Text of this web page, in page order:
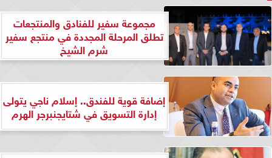
مجموعة سفير للفنادق والمنتجعات
تطلق المرحلة المجددة في منتجع سفير
شرم الشيخ
إضافة قوية للفندق.. إسلام ناجي يتولى
إدارة التسويق في شتايجنبرجر الهرم